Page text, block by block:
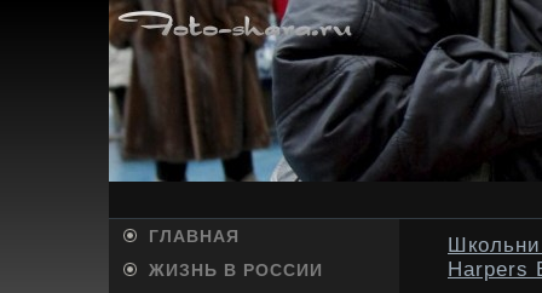
ГЛАВНАЯ
ЖИЗНЬ В РОССИИ
Harpers